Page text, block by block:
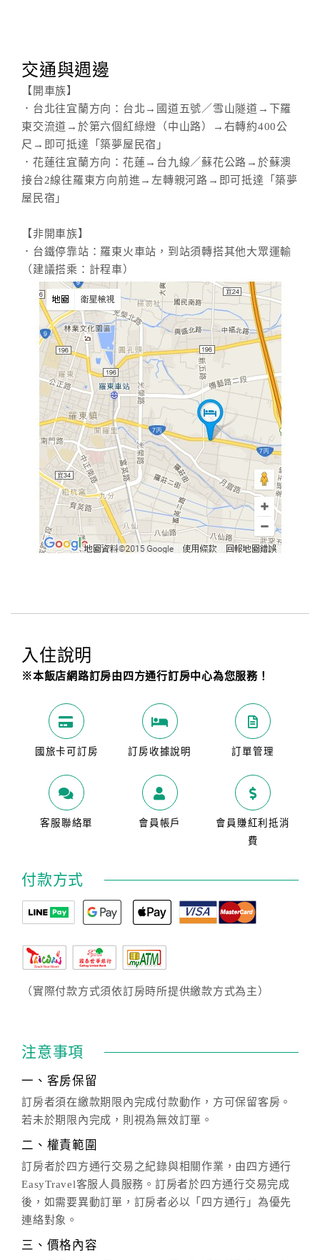
交通與週邊
【開車族】
．台北往宜蘭方向：台北→國道五號／雪山隧道→下羅
東交流道→於第六個紅綠燈（中山路）→右轉約400公
尺→即可抵達「築夢屋民宿」
．花蓮往宜蘭方向：花蓮→台九線／蘇花公路→於蘇澳
接台2線往羅東方向前進→左轉親河路→即可抵達「築夢
屋民宿」
【非開車族】
．台鐵停靠站：羅東火車站，到站須轉搭其他大眾運輸
（建議搭乘：計程車）
入住說明
※本飯店網路訂房由四方通行訂房中心為您服務！
國旅卡可訂房 訂房收據說明 訂單管理
客服聯絡單 會員帳戶
會員賺紅利抵消
費
付款方式
（實際付款方式須依訂房時所提供繳款方式為主）
注意事項
一、客房保留
訂房者須在繳款期限內完成付款動作，方可保留客房。
若未於期限內完成，則視為無效訂單。
二、權責範圍
訂房者於四方通行交易之紀錄與相關作業，由四方通行
EasyTravel客服人員服務。訂房者於四方通行交易完成
後，如需要異動訂單，訂房者必以「四方通行」為優先
連絡對象。
三、價格內容